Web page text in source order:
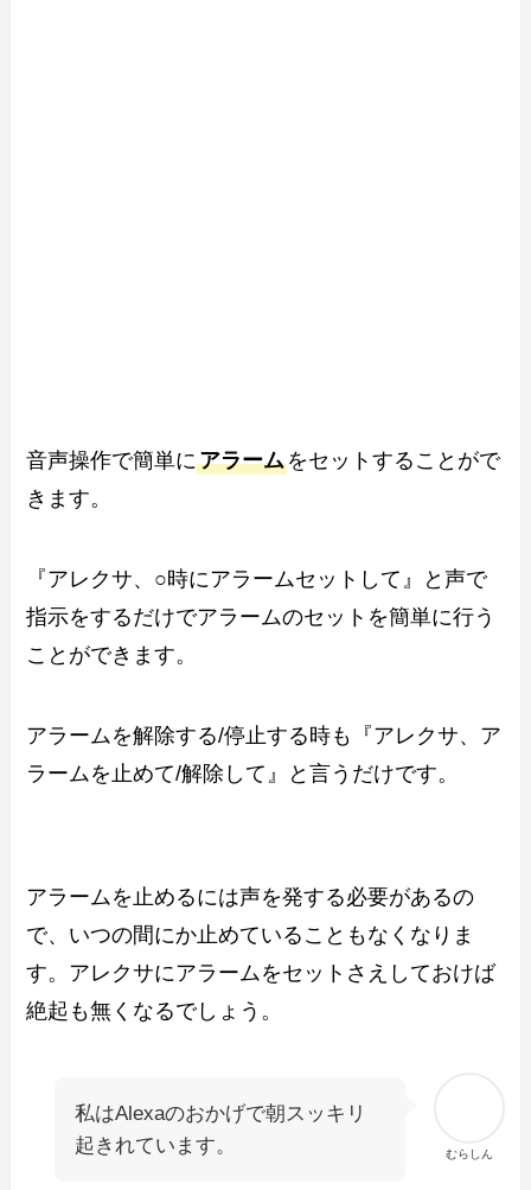
音声操作で簡単にアラームをセットすることがで
きます。
『アレクサ、○時にアラームセットして』と声で
指示をするだけでアラームのセットを簡単に行う
ことができます。
アラームを解除する/停止する時も『アレクサ、ア
ラームを止めて/解除して』と言うだけです。
アラームを止めるには声を発する必要があるの
で、いつの間にか止めていることもなくなりま
す。アレクサにアラームをセットさえしておけば
絶起も無くなるでしょう。
むらしん
私はAlexaのおかげで朝スッキリ
起きれています。